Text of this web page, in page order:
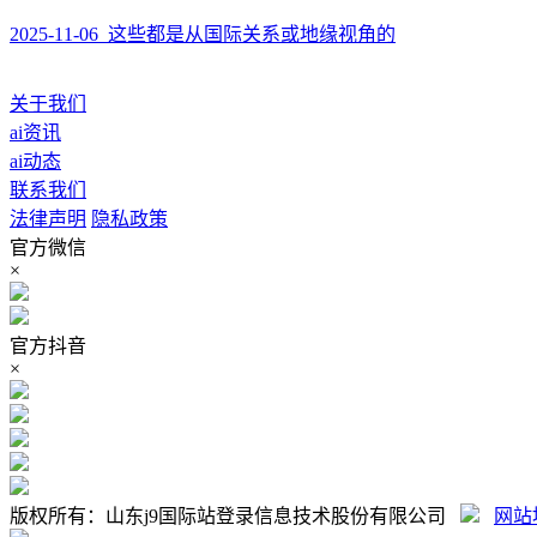
2025-11-06 这些都是从国际关系或地缘视角的
关于我们
ai资讯
ai动态
联系我们
法律声明 隐私政策
官方微信
×
官方抖音
×
版权所有：山东j9国际站登录信息技术股份有限公司 网